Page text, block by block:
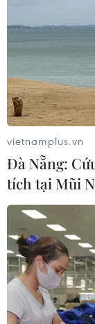
vietnamplus.vn
Đà Nẵng:
tích tại Mũi